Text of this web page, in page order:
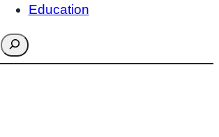
Education
Search